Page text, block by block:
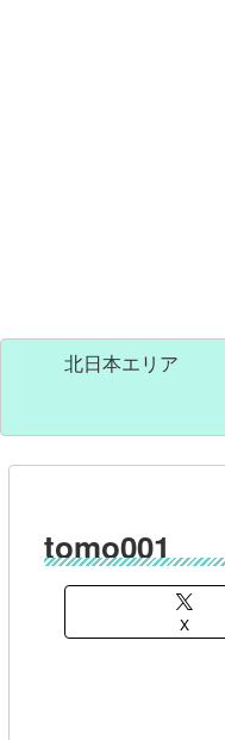
北日本エリア
tomo001
X